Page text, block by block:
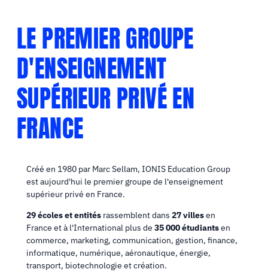
LE PREMIER GROUPE
D'ENSEIGNEMENT
SUPÉRIEUR PRIVÉ EN
FRANCE
Créé en 1980 par Marc Sellam, IONIS Education Group
est aujourd'hui le premier groupe de l'enseignement
supérieur privé en France.
29 écoles et entités rassemblent dans 27 villesen
France et à l'International plus de 35 000 étudiantsen
commerce, marketing, communication, gestion, finance,
informatique, numérique, aéronautique, énergie,
transport, biotechnologie et création.